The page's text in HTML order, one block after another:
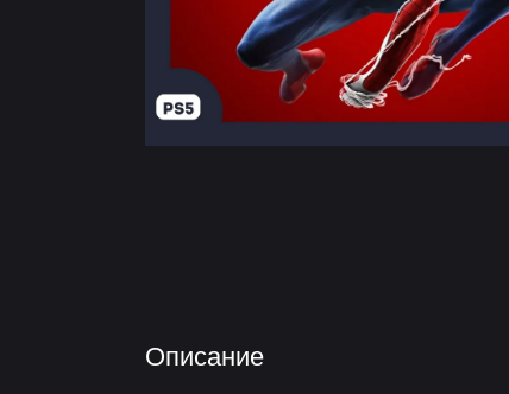
Описание